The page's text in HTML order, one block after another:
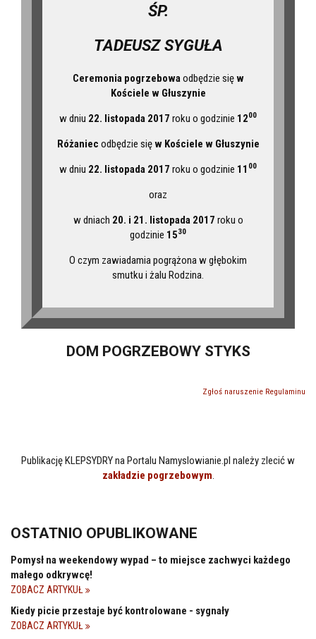
ŚP.
TADEUSZ SYGUŁA
Ceremonia pogrzebowa odbędzie sięw
Kościele w Głuszynie
w dniu 22. listopada 2017 roku o godzinie 1200
Różaniec odbędzie sięw Kościele w Głuszynie
w dniu 22. listopada 2017 roku o godzinie 11 00
oraz
w dniach 20. i 21. listopada 2017 roku o
godzinie 1530
O czym zawiadamia pogrążona w głębokim
smutku i żalu Rodzina.
DOM POGRZEBOWY STYKS
Zgłoś naruszenie Regulaminu
Publikację KLEPSYDRY na Portalu Namyslowianie.pl należy zlecić w
zakładzie pogrzebowym
OSTATNIO OPUBLIKOWANE
Pomysł na weekendowy wypad – to miejsce zachwyci każdego
małego odkrywcę!
ZOBACZ ARTYKUŁ
Kiedy picie przestaje być kontrolowane - sygnały
ZOBACZ ARTYKUŁ